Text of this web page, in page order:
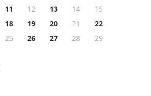
11 12 13 14
15
18 19 20 21
22
25 26 27 28
29